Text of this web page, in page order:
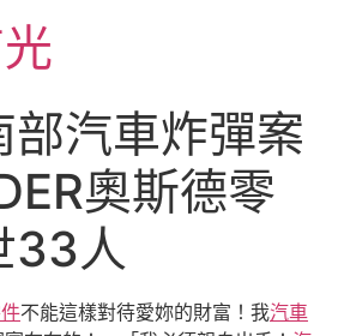
部汽車炸彈案
奧斯德零
33人
不能這樣對待愛妳的財富！我汽車